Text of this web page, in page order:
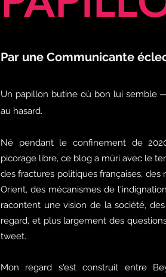
Par une Communicante
Un papillon butine où bon lui semble
au hasard.
Né pendant le confinement de
picorage libre, ce blog a mûri avec le
des fractures politiques françaises,
Orient, des mécanismes de
racontent une vision de la société,
regard, et plus largement des
tweet.
Mon regard s'est construit entre